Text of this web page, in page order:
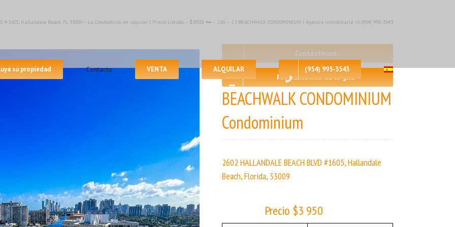
su propiedad Contacto VENTA ALQUILAR (954) 995-3543
# 1605, Hallandale Beach FL 33009 – La Condominio en alquiler | Precio Listado – $3950| 🛏 – 2,🛀 – 2 | BEACHWALK CONDOMINIUM | Agencia inmobiliaria +1 (954) 995-3543
Contáctenos
Programación de la gira
BEACHWALK CONDOMINIUM
Condominium
2602 HALLANDALE BEACH BLVD #1605, Hallandale
Beach, Florida, 33009
Precio $3 950